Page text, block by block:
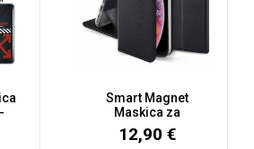
Smart Magnet
Maskica za
Samsung Galaxy A10
- V...
12,90 €